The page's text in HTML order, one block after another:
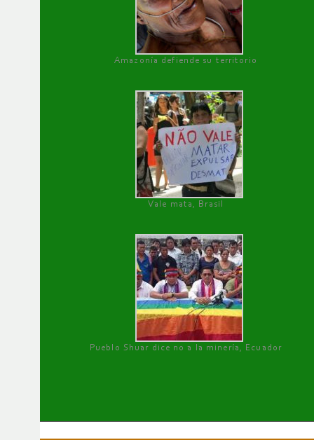
Amazonía defiende su territorio
Vale mata, Brasil
Pueblo Shuar dice no a la minería, Ecuador